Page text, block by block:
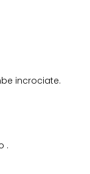
incrociate.
.